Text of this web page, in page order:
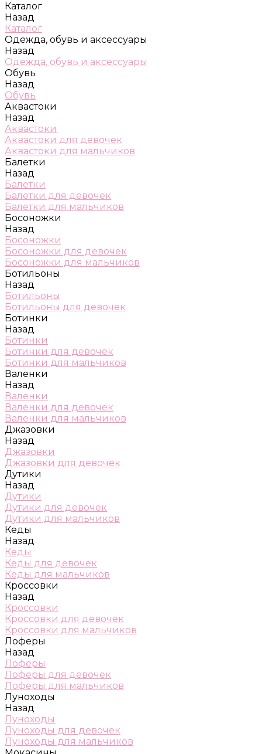
Каталог
Назад
Каталог
Одежда, обувь и аксессуары
Назад
Одежда, обувь и аксессуары
Обувь
Назад
Обувь
Аквастоки
Назад
Аквастоки
Аквастоки для девочек
Аквастоки для мальчиков
Балетки
Назад
Балетки
Балетки для девочек
Балетки для мальчиков
Босоножки
Назад
Босоножки
Босоножки для девочек
Босоножки для мальчиков
Ботильоны
Назад
Ботильоны
Ботильоны для девочек
Ботинки
Назад
Ботинки
Ботинки для девочек
Ботинки для мальчиков
Валенки
Назад
Валенки
Валенки для девочек
Валенки для мальчиков
Джазовки
Назад
Джазовки
Джазовки для девочек
Дутики
Назад
Дутики
Дутики для девочек
Дутики для мальчиков
Кеды
Назад
Кеды
Кеды для девочек
Кеды для мальчиков
Кроссовки
Назад
Кроссовки
Кроссовки для девочек
Кроссовки для мальчиков
Лоферы
Назад
Лоферы
Лоферы для девочек
Лоферы для мальчиков
Луноходы
Назад
Луноходы
Луноходы для девочек
Луноходы для мальчиков